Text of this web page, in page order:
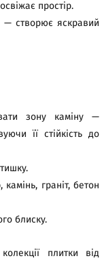
простір.
— створює яскравий
зону каміну —
її стійкість до
граніт, бетон
блиску.
плитки від